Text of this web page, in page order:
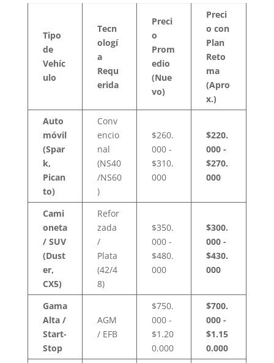
Tipo
de
Vehíc
ulo
Tecn
ologí
a
Requ
erida
Preci
o
Prom
edio
(Nue
vo)
Preci
o con
Plan
Reto
ma
(Apro
x.)
Auto
móvil
(Spar
k,
Pican
to)
Conv
encio
nal
(NS40
/NS60
)
$260.
000 -
$310.
000
$220.
000 -
$270.
000
Cami
oneta
/ SUV
(Dust
er,
CX5)
Refor
zada
/
Plata
(42/4
8)
$350.
000 -
$480.
000
$300.
000 -
$430.
000
Gama
Alta /
Start-
Stop
AGM
/ EFB
$750.
000 -
$1.20
0.000
$700.
000 -
$1.15
0.000